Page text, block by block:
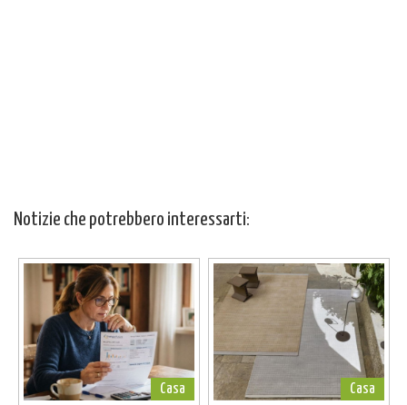
Notizie che potrebbero interessarti:
Casa Casa